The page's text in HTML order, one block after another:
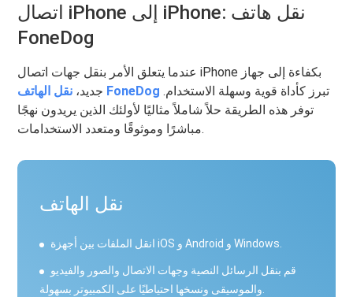
اتصال iPhone إلى iPhone: نقل هاتف
FoneDog
عندما يتعلق الأمر بنقل جهات اتصال iPhone بكفاءة إلى جهاز
جديد، نقل الهاتف FoneDog تبرز كأداة قوية وسهلة الاستخدام.
توفر هذه الطريقة حلاً شاملاً مثاليًا لأولئك الذين يريدون نهجًا
مباشرًا وموثوقًا ومتعدد الاستخدامات.
نقل الهاتف
انقل الملفات بين أجهزة iOS و Android و Windows.
قم بنقل الرسائل النصية وجهات الاتصال والصور والفيديو
والموسيقى ونسخها احتياطيًا على الكمبيوتر بسهولة.